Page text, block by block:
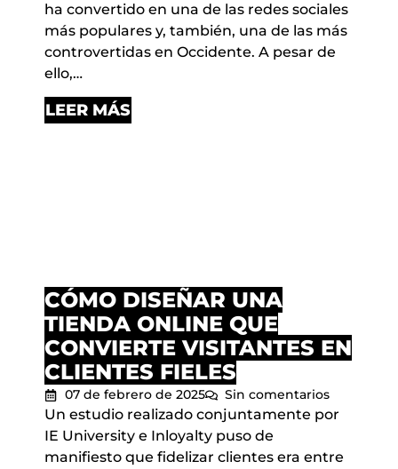
ha convertido en una de las redes sociales
más populares y, también, una de las más
controvertidas en Occidente. A pesar de
ello,…
LEER MÁS
CÓMO DISEÑAR UNA
TIENDA ONLINE QUE
CONVIERTE VISITANTES EN
CLIENTES FIELES
07 de febrero de 2025 Sin comentarios
Un estudio realizado conjuntamente por
IE University e Inloyalty puso de
manifiesto que fidelizar clientes era entre